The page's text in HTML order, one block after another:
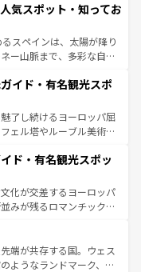
景やアマルフィ海岸の絶
観光の合間には、本場の
ア料理を堪能することも
で、すべての瞬間を楽し
テンツ一覧を参照してほ
気スポット・知ってお
スペインは、太陽が降り
ー山脈まで、多彩な自然
なフラメンコ、熱気あふ
が生活の一部となってい
雰囲気や、バルセロナの
は古代ローマ遺跡や中世
異なるスペインはその個
イド・有名観光スポ
了し続けるヨーロッパ屈
ェル塔やルーブル美術館
華麗な宮殿、歴史的な大
な自然が、訪れる者を心
美食の国としても知ら
文化遺産にも登録されて
な楽しみ方が可能だ。さ
溢れており、どの街角に
る。パリ以外の個性あふ
ド・有名観光スポッ
化が交差するヨーロッパ
みが残るロマンチック街
も飽きることがない。ベ
州のアルプスの絶景、そ
った風景は必見。ビール
端が共存する国。ウェス
ようなランドマーク、歴